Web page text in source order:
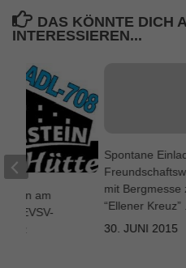
DAS KÖNNTE DICH
INTERESSIEREN...
Spontane
mit Bergmesse
“Ellener Kreuz” .
30. JUNI 2015
am
OEVSV-